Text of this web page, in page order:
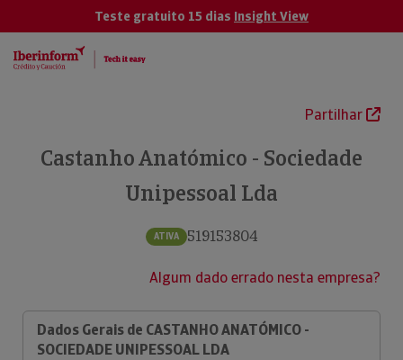
Teste gratuito 15 dias Insight View
Partilhar
Castanho Anatómico - Sociedade
Unipessoal Lda
ATIVA 519153804
Algum dado errado nesta empresa?
Dados Gerais de CASTANHO ANATÓMICO -
SOCIEDADE UNIPESSOAL LDA